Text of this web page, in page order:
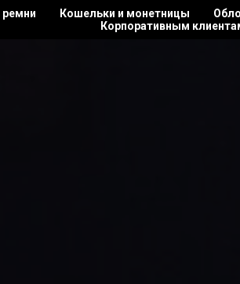
ремни Кошельки и монетницы
Корпоративным